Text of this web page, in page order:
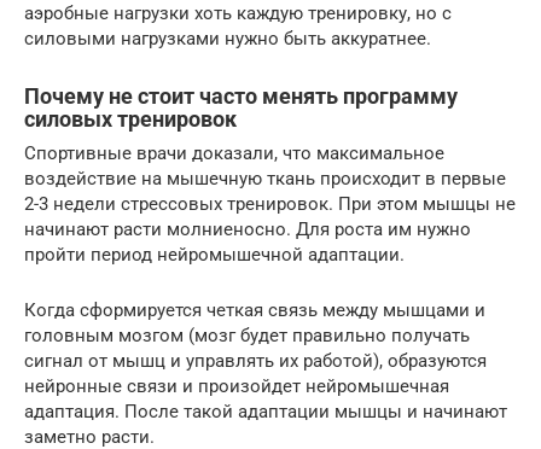
аэробные нагрузки хоть каждую тренировку, но с
силовыми нагрузками нужно быть аккуратнее.
Почему не стоит часто менять программу
силовых тренировок
Спортивные врачи доказали, что максимальное
воздействие на мышечную ткань происходит в первые
2-3 недели стрессовых тренировок. При этом мышцы не
начинают расти молниеносно. Для роста им нужно
пройти период нейромышечной адаптации.
Когда сформируется четкая связь между мышцами и
головным мозгом (мозг будет правильно получать
сигнал от мышц и управлять их работой), образуются
нейронные связи и произойдет нейромышечная
адаптация. После такой адаптации мышцы и начинают
заметно расти.